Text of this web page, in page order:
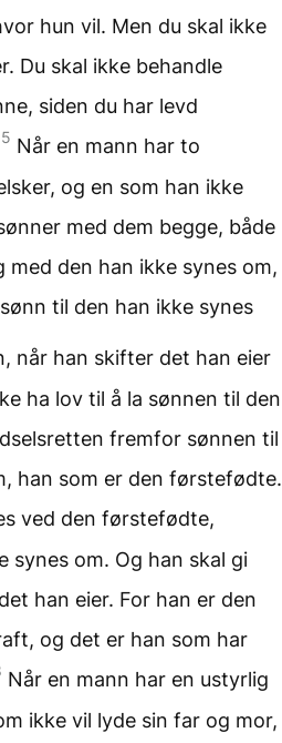
hun vil. Men du skal ikke
Du skal ikke behandle
siden du har levd
Når en mann har to
og en som han ikke
med dem begge, både
med den han ikke synes om,
til den han ikke synes
når han skifter det han eier
ha lov til å la sønnen til den
fremfor sønnen til
han som er den førstefødte.
ved den førstefødte,
synes om. Og han skal gi
han eier. For han er den
og det er han som har
Når en mann har en ustyrlig
ikke vil lyde sin far og mor,